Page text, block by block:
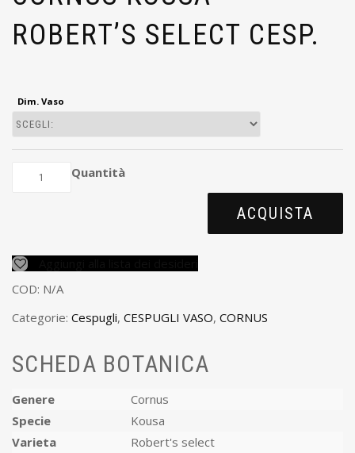
ROBERT’S SELECT CESP.
Dim. Vaso
Quantità
ACQUISTA
COD: N/A
Categorie: Cespugli, CESPUGLI VASO, CORNUS
SCHEDA BOTANICA
Genere
Cornus
Specie
Kousa
Varieta
Robert's select